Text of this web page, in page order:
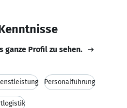
ganze Profil zu sehen.
Personalführung